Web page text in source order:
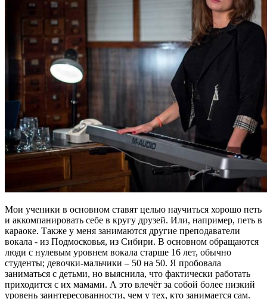
Мои ученики в основном ставят целью научиться хорошо петь
и аккомпанировать себе в кругу друзей. Или, например, петь в
караоке. Также у меня занимаются другие преподаватели
вокала - из Подмосковья, из Сибири. В основном обращаются
люди с нулевым уровнем вокала старше 16 лет, обычно
студенты; девочки-мальчики – 50 на 50. Я пробовала
заниматься с детьми, но выяснила, что фактически работать
приходится с их мамами. А это влечёт за собой более низкий
уровень заинтересованности, чем у тех, кто занимается сам.